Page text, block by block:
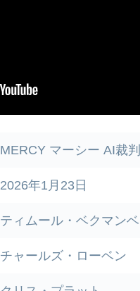
MERCY マーシー AI裁判
2026年1月23日
ティムール・ベクマン
チャールズ・ローベン